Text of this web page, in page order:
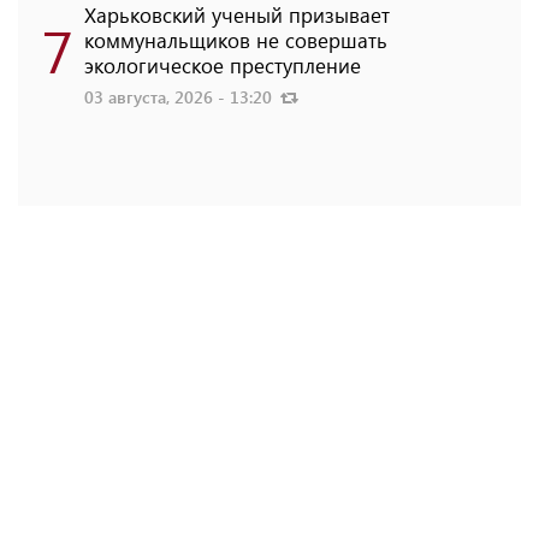
7 Харьковский ученый призывает
коммунальщиков не совершать
экологическое преступление
03 августа, 2026 - 13:20